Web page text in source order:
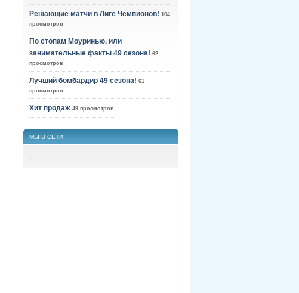
Решающие матчи в Лиге Чемпионов! 104
просмотров
По стопам Моуринью, или
занимательные факты 49 сезона! 62
просмотров
Лучший бомбардир 49 сезона! 61
просмотров
Хит продаж 49 просмотров
МЫ В СЕТИ!
.